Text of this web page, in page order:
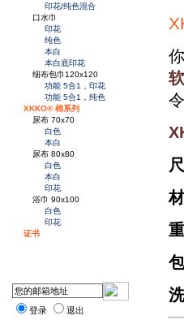
印花/纯色混合
口水巾
印花
纯色
本白
本白底印花
细布包巾120x120
功能 5合1，印花
功能 5合1，纯色
XKKO® 棉系列
尿布 70x70
白色
本白
尿布 80x80
白色
本白
印花
浴巾 90x100
白色
印花
证书
登录 退出
软